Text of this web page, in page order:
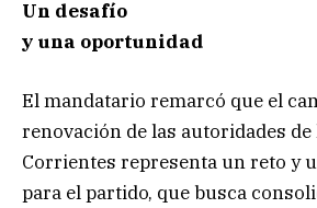
Un desafío
y una oportunidad
El mandatario remarcó que el
renovación de las autoridades de
Corrientes representa un reto y
para el partido, que busca